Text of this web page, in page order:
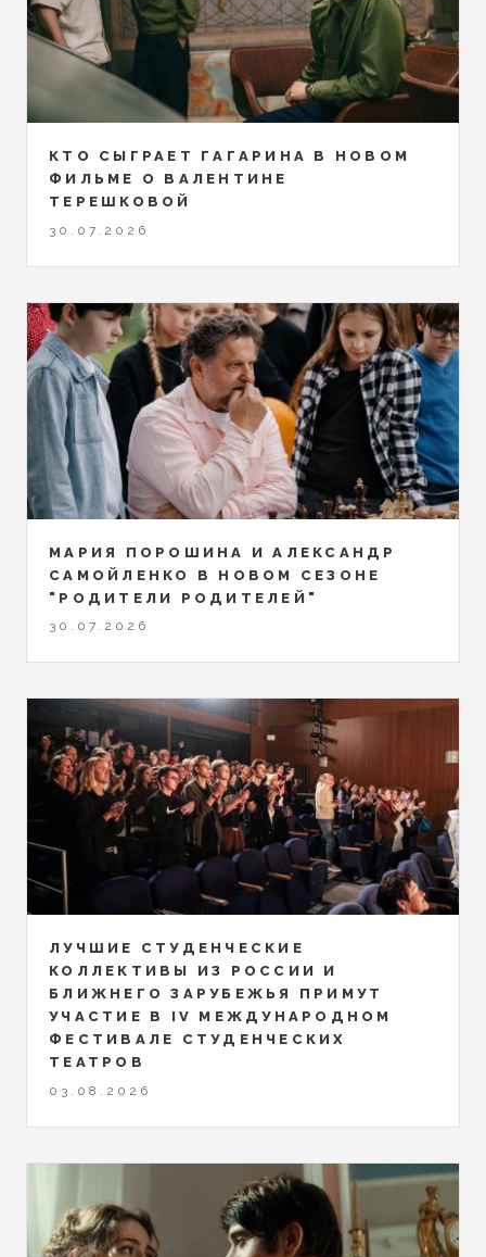
КТО СЫГРАЕТ ГАГАРИНА В НОВОМ
ФИЛЬМЕ О ВАЛЕНТИНЕ
ТЕРЕШКОВОЙ
30.07.2026
МАРИЯ ПОРОШИНА И АЛЕКСАНДР
САМОЙЛЕНКО В НОВОМ СЕЗОНЕ
"РОДИТЕЛИ РОДИТЕЛЕЙ"
30.07.2026
ЛУЧШИЕ СТУДЕНЧЕСКИЕ
КОЛЛЕКТИВЫ ИЗ РОССИИ И
БЛИЖНЕГО ЗАРУБЕЖЬЯ ПРИМУТ
УЧАСТИЕ В IV МЕЖДУНАРОДНОМ
ФЕСТИВАЛЕ СТУДЕНЧЕСКИХ
ТЕАТРОВ
03.08.2026